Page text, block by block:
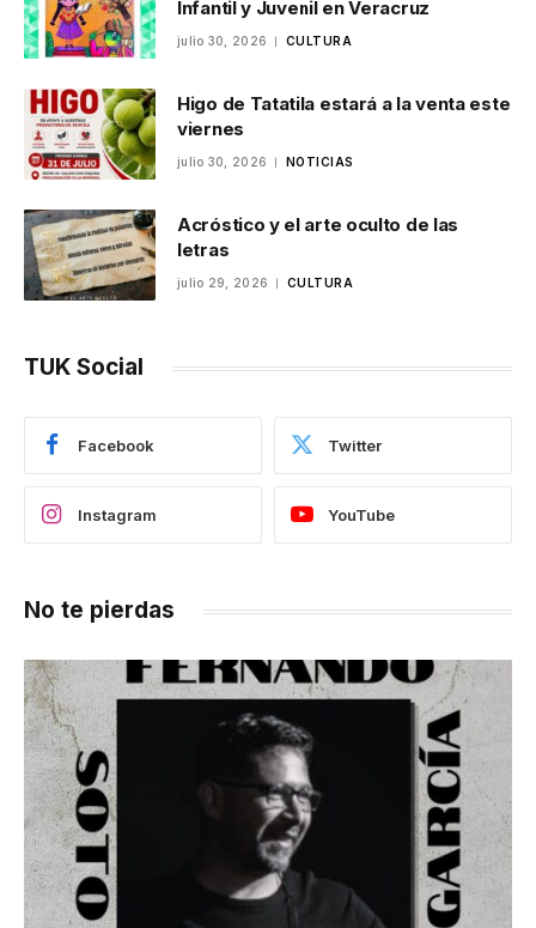
Infantil y Juvenil en Veracruz
julio 30, 2026 CULTURA
Higo de Tatatila estará a la venta este
viernes
julio 30, 2026 NOTICIAS
Acróstico y el arte oculto de las
letras
julio 29, 2026 CULTURA
TUK Social
Facebook Twitter
Instagram YouTube
No te pierdas